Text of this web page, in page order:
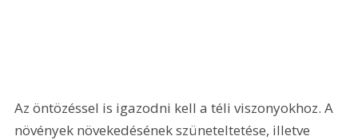
Az öntözéssel is igazodni kell a téli viszonyokhoz. A
növények növekedésének szüneteltetése, illetve